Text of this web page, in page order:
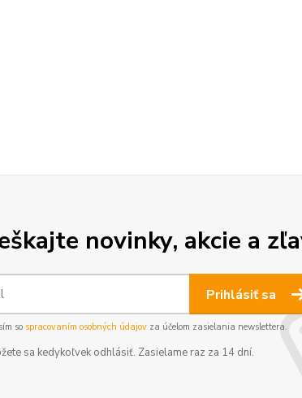
novinky, akcie a
Prihlásiť sa
so spracovaním osobných údajovza účelom zasielania newslettera.
sa kedykoľvek odhlásiť. Zasielame raz za 14 dní.